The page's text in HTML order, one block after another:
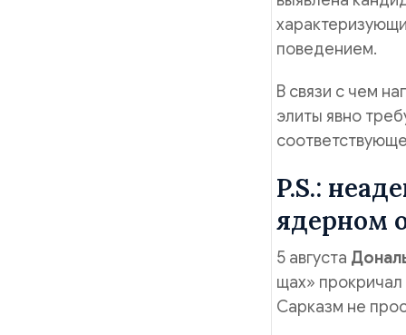
поведением.
В связи с чем
элиты явно
P.S.:
ядерном
5 августа
щах»
Сарказм не